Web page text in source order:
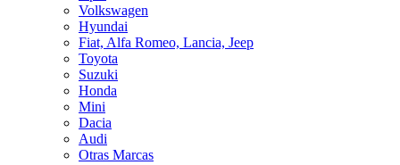
Volkswagen
Hyundai
Fiat, Alfa Romeo, Lancia, Jeep
Toyota
Suzuki
Honda
Mini
Dacia
Audi
Otras Marcas